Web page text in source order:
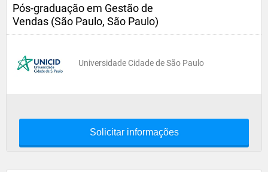
Pós-graduação em Gestão de
Vendas (São Paulo, São Paulo)
Universidade Cidade de São Paulo
Solicitar informações